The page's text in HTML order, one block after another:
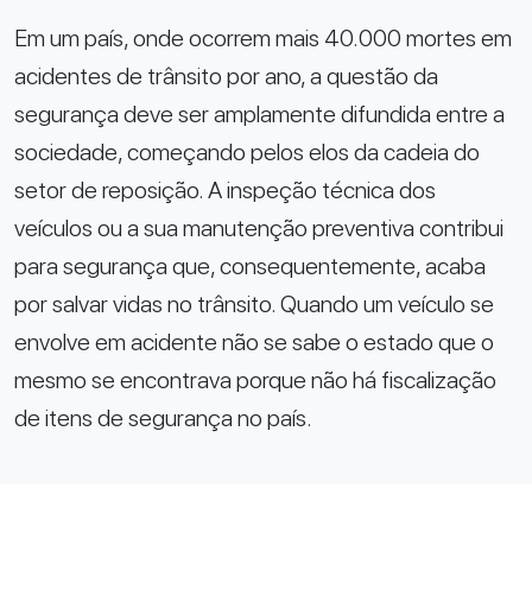
Em um país, onde ocorrem mais 40.000 mortes em
acidentes de trânsito por ano, a questão da
segurança deve ser amplamente difundida entre a
sociedade, começando pelos elos da cadeia do
setor de reposição. A inspeção técnica dos
veículos ou a sua manutenção preventiva contribui
para segurança que, consequentemente, acaba
por salvar vidas no trânsito. Quando um veículo se
envolve em acidente não se sabe o estado que o
mesmo se encontrava porque não há fiscalização
de itens de segurança no país.